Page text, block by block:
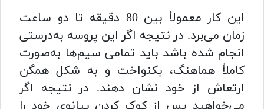
این کار معمولاً بین 80 دقیقه تا دو ساعت
زمان می‌برد. در نتیجه اگر این پروسه به‌درستی
انجام شده باشد باید تمامی سیم‌ها به‌صورت
کاملاً هماهنگ، یکنواخت و به شکل همگن
ارتعاش از خود نشان دهند. در نتیجه اگر